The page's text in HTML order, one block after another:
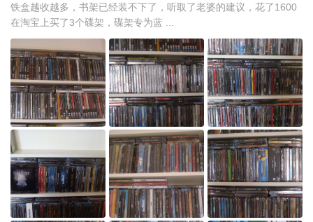
铁盒越收越多，书架已经装不下了，听取了老婆的建议，花了1600
在淘宝上买了3个碟架，碟架专为蓝 ...